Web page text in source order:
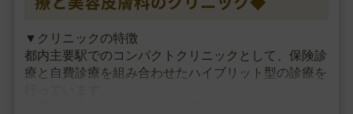
▼クリニックの特徴
都内主要駅でのコンパクトクリニックとして、保険診
療と自費診療を組み合わせたハイブリット型の診療を